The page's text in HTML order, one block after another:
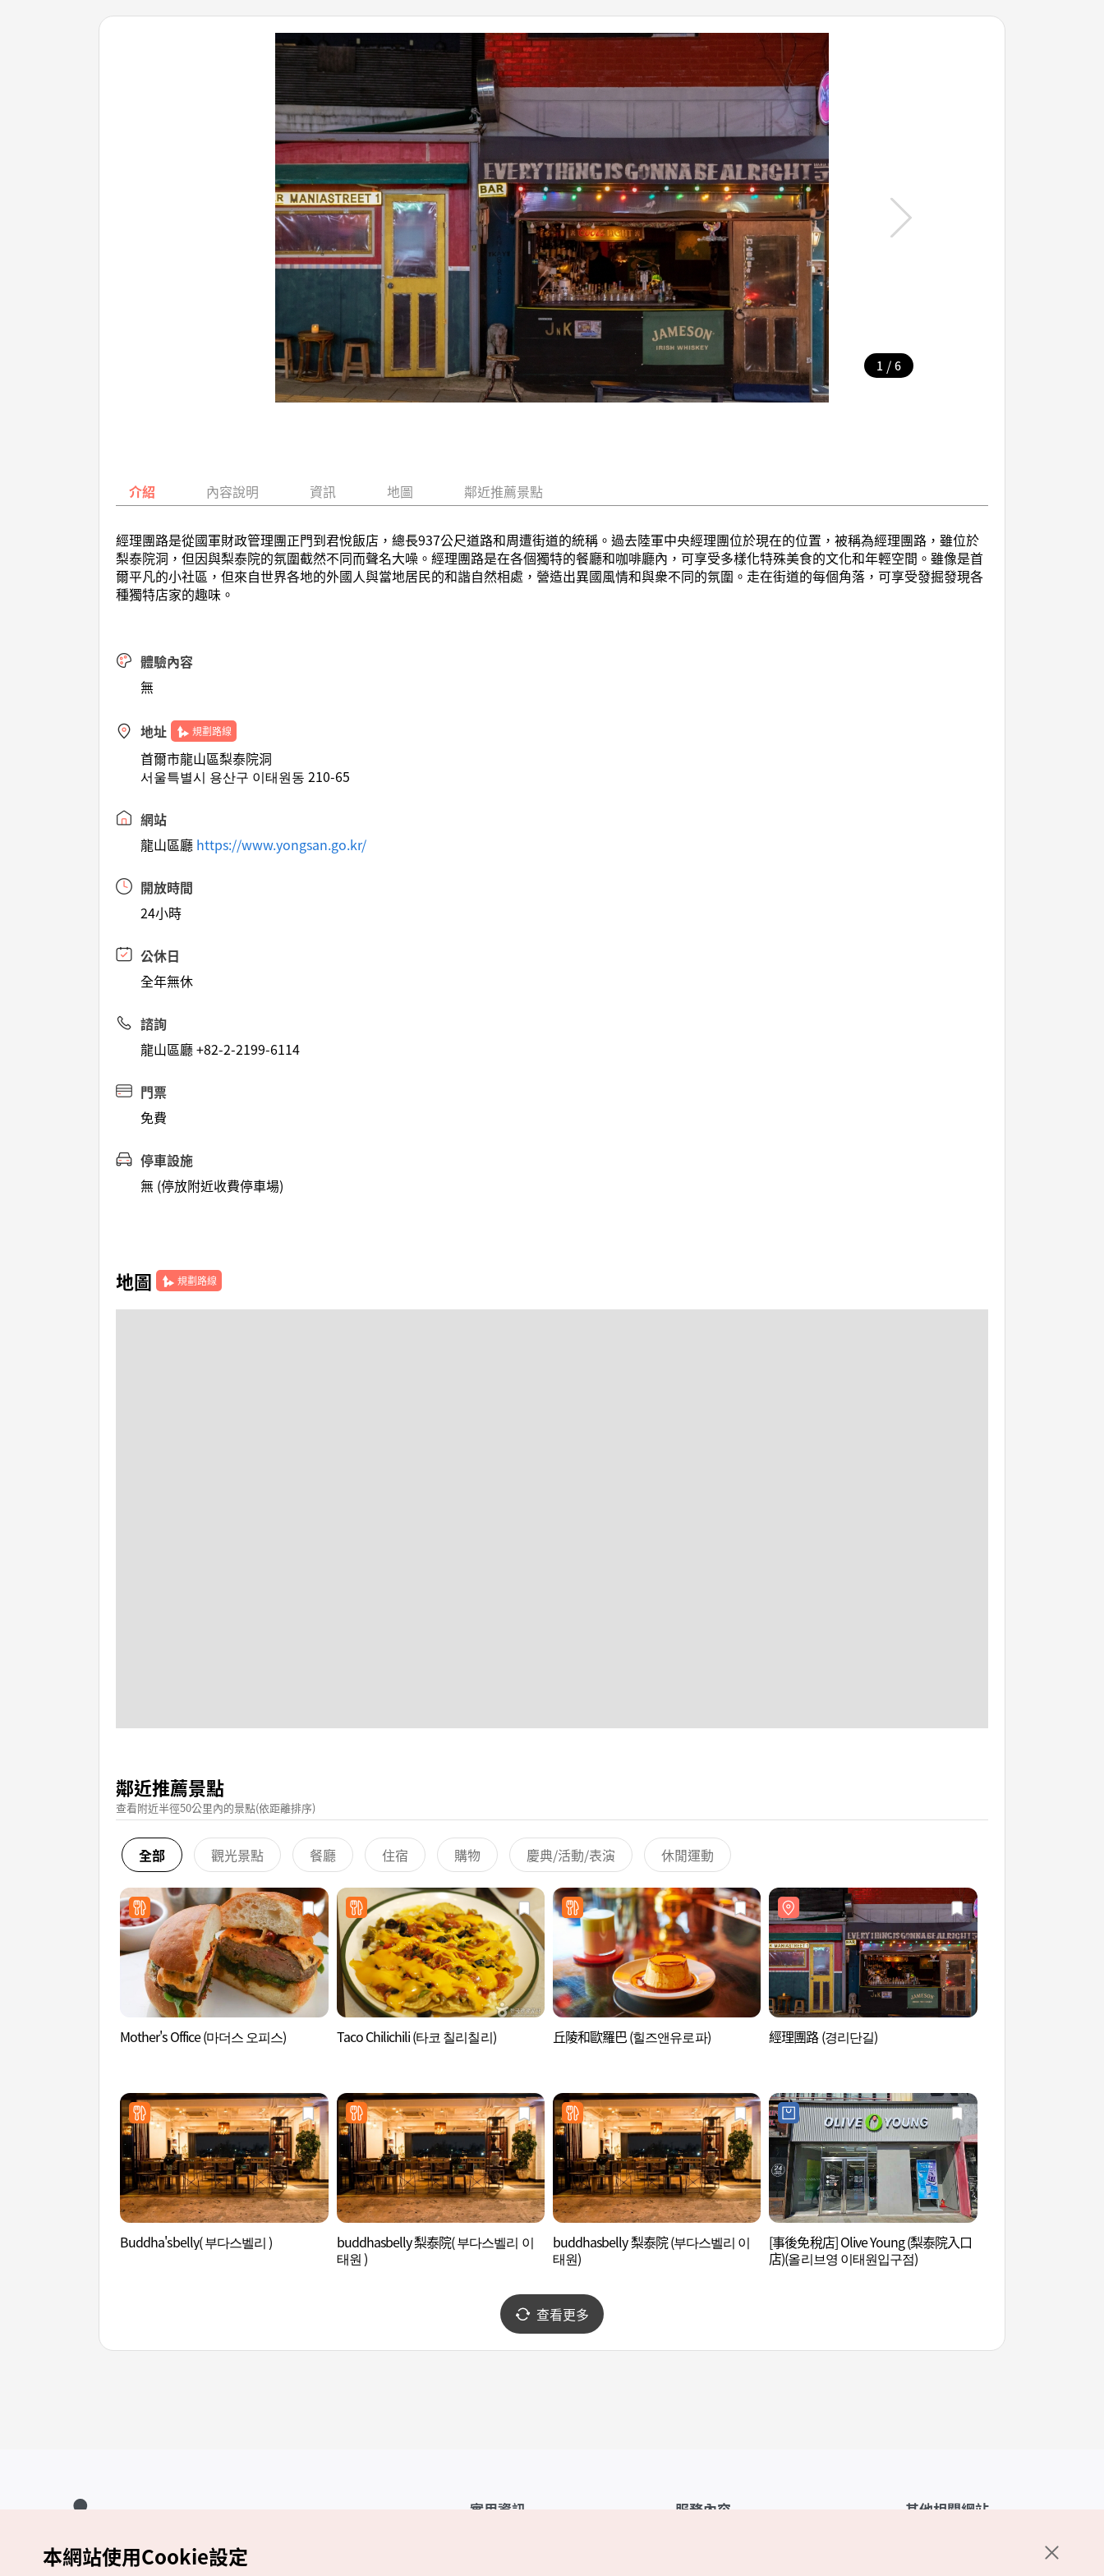
1 / 6
介紹 內容說明 資訊 地圖 鄰近推薦景點
經理團路是從國軍財政管理團正門到君悅飯店，總長937公尺道路和周遭街道的統稱。過去陸軍中央經理團位於現在的位置，被稱為經理團路，雖位於
梨泰院洞，但因與梨泰院的氛圍截然不同而聲名大噪。經理團路是在各個獨特的餐廳和咖啡廳內，可享受多樣化特殊美食的文化和年輕空間。雖像是首
爾平凡的小社區，但來自世界各地的外國人與當地居民的和諧自然相處，營造出異國風情和與衆不同的氛圍。走在街道的每個角落，可享受發掘發現各
種獨特店家的趣味。
體驗內容
無
地址 規劃路線
首爾市龍山區梨泰院洞
서울특별시 용산구 이태원동 210-65
網站
龍山區廳 https://www.yongsan.go.kr/
開放時間
24小時
公休日
全年無休
諮詢
龍山區廳 +82-2-2199-6114
門票
免費
停車設施
無 (停放附近收費停車場)
地圖 規劃路線
鄰近推薦景點
查看附近半徑50公里內的景點(依距離排序)
全部 觀光景點 餐廳 住宿 購物 慶典/活動/表演 休閒運動
Mother's Office (마더스 오피스) Taco Chilichili (타코 칠리칠리) 丘陵和歐羅巴 (힐즈앤유로파) 經理團路 (경리단길)
Buddha'sbelly( 부다스벨리 )
buddhasbelly 梨泰院( 부다스벨리 이
태원 )
buddhasbelly 梨泰院 (부다스벨리 이
태원)
[事後免稅店] Olive Young (梨泰院入口
店)(올리브영 이태원입구점)
查看更多
實用資訊 服務內容 其他相關網站
Copyrights (c) 韓國觀光公社版權所有
如有相關疑問或建議，歡迎來信至官方信箱
本網站使用Cookie設定